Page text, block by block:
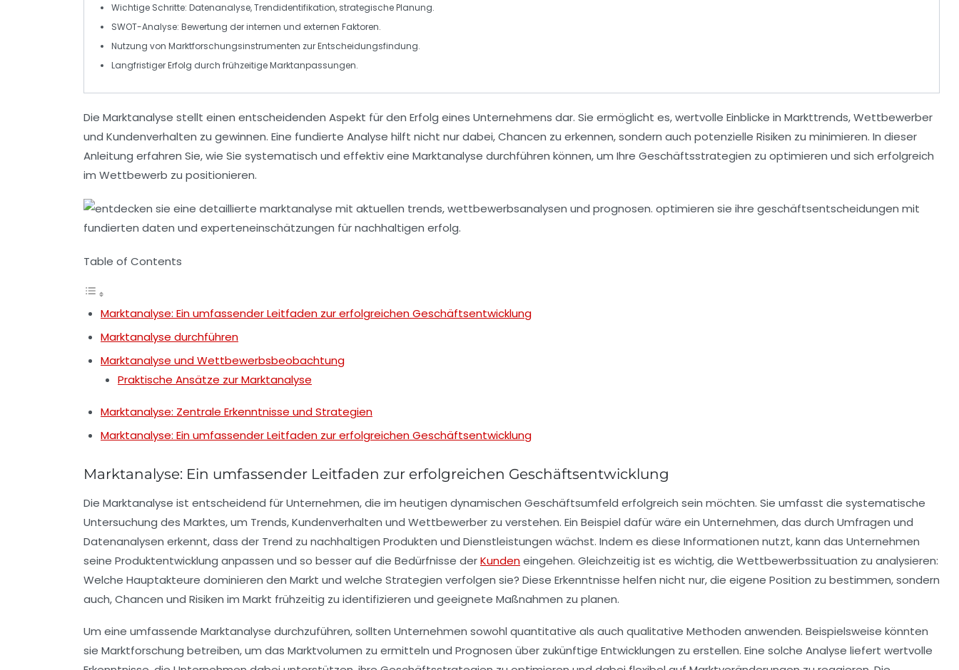
Wichtige Schritte: Datenanalyse,Trendidentifikation, strategische Planung.
SWOT-Analyse: Bewertung der internen und externen Faktoren.
Nutzung von Marktforschungsinstrumenten zur Entscheidungsfindung.
Langfristiger Erfolg durch frühzeitigeMarktanpassungen.
Die Marktanalyse stellt einen entscheidenden Aspekt für den Erfolg eines Unternehmens dar. Sie ermöglicht es, wertvolle Einblicke in Markttrends, Wettbewerber
und Kundenverhalten zu gewinnen. Eine fundierte Analyse hilft nicht nur dabei, Chancen zu erkennen, sondern auch potenzielle Risiken zu minimieren. In dieser
Anleitung erfahren Sie, wie Sie systematisch und effektiv eine Marktanalyse durchführen können, um Ihre Geschäftsstrategien zu optimieren und sich erfolgreich
im Wettbewerb zu positionieren.
Table of Contents
Marktanalyse: Ein umfassender Leitfaden zur erfolgreichen Geschäftsentwicklung
Marktanalyse durchführen
Marktanalyse und Wettbewerbsbeobachtung
Praktische Ansätze zur Marktanalyse
Marktanalyse: Zentrale Erkenntnisse und Strategien
Marktanalyse: Ein umfassender Leitfaden zur erfolgreichen Geschäftsentwicklung
Marktanalyse: Ein umfassender Leitfaden zur erfolgreichen Geschäftsentwicklung
Die Marktanalyse ist entscheidend für Unternehmen, die im heutigen dynamischen Geschäftsumfeld erfolgreich sein möchten. Sie umfasst die systematische
Untersuchung des Marktes, um Trends,Kundenverhalten und Wettbewerber zu verstehen. Ein Beispiel dafür wäre ein Unternehmen, das durch Umfragen und
Datenanalysen erkennt, dass der Trend zu nachhaltigen Produkten und Dienstleistungen wächst. Indem es diese Informationen nutzt, kann das Unternehmen
seine Produktentwicklung anpassen und so besser auf die Bedürfnisse derKundeneingehen. Gleichzeitig ist es wichtig, die Wettbewerbssituation zu analysieren:
Welche Hauptakteure dominieren den Markt und welche Strategien verfolgen sie? Diese Erkenntnisse helfen nicht nur, die eigene Position zu bestimmen, sondern
auch, Chancen und Risiken im Markt frühzeitig zu identifizieren und geeignete Maßnahmen zu planen.
Um eine umfassende Marktanalyse durchzuführen, sollten Unternehmen sowohl quantitative als auch qualitative Methoden anwenden. Beispielsweise könnten
sie Marktforschung betreiben, um das Marktvolumen zu ermitteln und Prognosen über zukünftige Entwicklungen zu erstellen. Eine solche Analyse liefert wertvolle